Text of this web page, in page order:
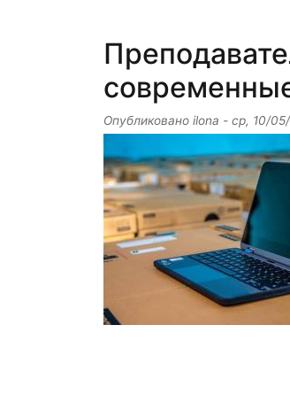
Опубликовано ilona - ср, 10/